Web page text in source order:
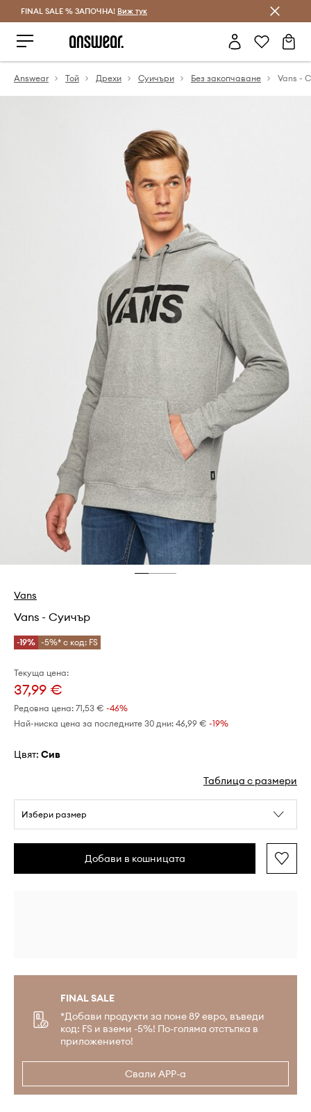
Спестявай с Answear Club
FINAL SALE % ЗАПОЧНА! Виж тук
Answear Той Дрехи Суичъри Без закопчаване Vans -
Vans
Vans - Суичър
-19% -5%* с код: FS
Текуща цена:
37,99 €
Редовна цена: 71,53 € -46%
Най-ниска цена за последните 30 дни: 46,99 € -19%
Цвят: сив
Таблица с размери
Избери размер
Добави в кошницата
FINAL SALE
*Добави продукти за поне 89 евро, въведи
код: FS и вземи -5%! По-голяма отстъпка в
приложението!
Свали APP-а